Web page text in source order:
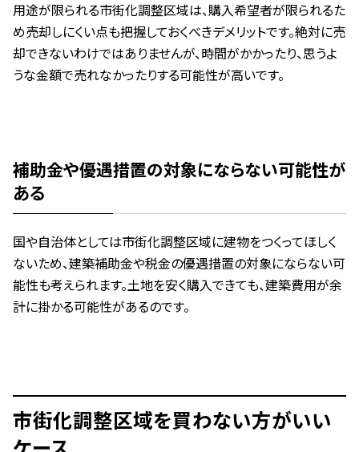
用途が限られる市街化調整区域は、購入希望者が限られるた
め売却しにくい点も把握しておくべきデメリットです。絶対に売
却できないわけではありませんが、時間がかかったり、思うよ
うな金額で売れなかったりする可能性が高いです。
補助金や優遇措置の対象にならない可能性が
ある
国や自治体としては市街化調整区域に建物をつくってほしく
ないため、建築補助金や税金の優遇措置の対象にならない可
能性も考えられます。土地を安く購入できても、建築費用が余
計に掛かる可能性があるのです。
市街化調整区域を買わない方がいい